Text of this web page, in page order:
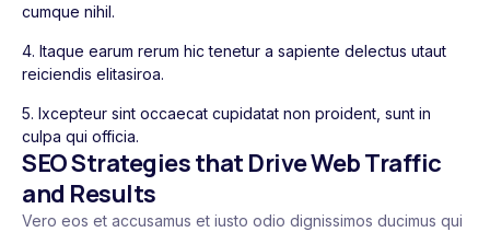
cumque nihil.
4. Itaque earum rerum hic tenetur a sapiente delectus utaut
reiciendis elitasiroa.
5. Ixcepteur sint occaecat cupidatat non proident, sunt in
culpa qui officia.
SEO Strategies that Drive Web Traffic
and Results
Vero eos et accusamus et iusto odio dignissimos ducimus qui